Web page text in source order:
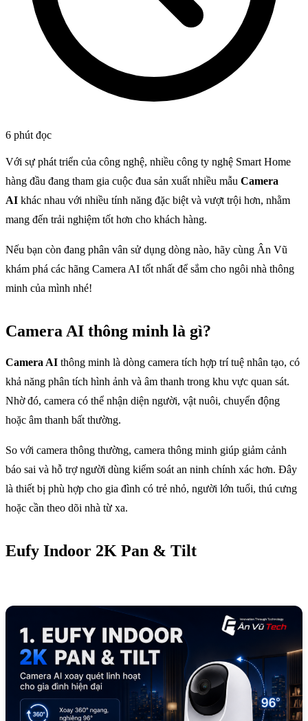
6 phút đọc
Với sự phát triển của công nghệ, nhiều công ty nghệ Smart Home
hàng đầu đang tham gia cuộc đua sản xuất nhiều mẫu Camera
AI khác nhau với nhiều tính năng đặc biệt và vượt trội hơn, nhằm
mang đến trải nghiệm tốt hơn cho khách hàng.
Nếu bạn còn đang phân vân sử dụng dòng nào, hãy cùng Ân Vũ
khám phá các hãng Camera AI tốt nhất để sắm cho ngôi nhà thông
minh của mình nhé!
Camera AI thông minh là gì?
Camera AI thông minh là dòng camera tích hợp trí tuệ nhân tạo, có
khả năng phân tích hình ảnh và âm thanh trong khu vực quan sát.
Nhờ đó, camera có thể nhận diện người, vật nuôi, chuyển động
hoặc âm thanh bất thường.
So với camera thông thường, camera thông minh giúp giảm cảnh
báo sai và hỗ trợ người dùng kiểm soát an ninh chính xác hơn. Đây
là thiết bị phù hợp cho gia đình có trẻ nhỏ, người lớn tuổi, thú cưng
hoặc cần theo dõi nhà từ xa.
Eufy Indoor 2K Pan & Tilt